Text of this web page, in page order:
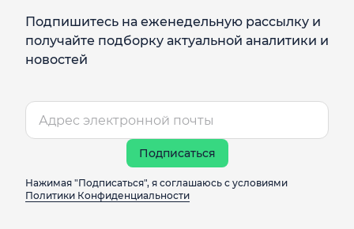
Подпишитесь на еженедельную рассылку и
получайте подборку актуальной аналитики и
новостей
Подписаться
Нажимая "Подписаться", я соглашаюсь с условиями
Политики Конфиденциальности